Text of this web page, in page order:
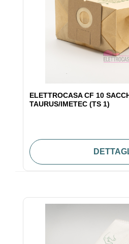
ELETTROCASA CF 10
TAURUS/IMETEC (TS 1)